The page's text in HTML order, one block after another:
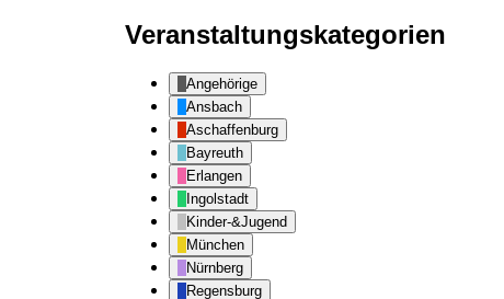
Veranstaltungskategorien
Angehörige
Ansbach
Aschaffenburg
Bayreuth
Erlangen
Ingolstadt
Kinder-&Jugend
München
Nürnberg
Regensburg